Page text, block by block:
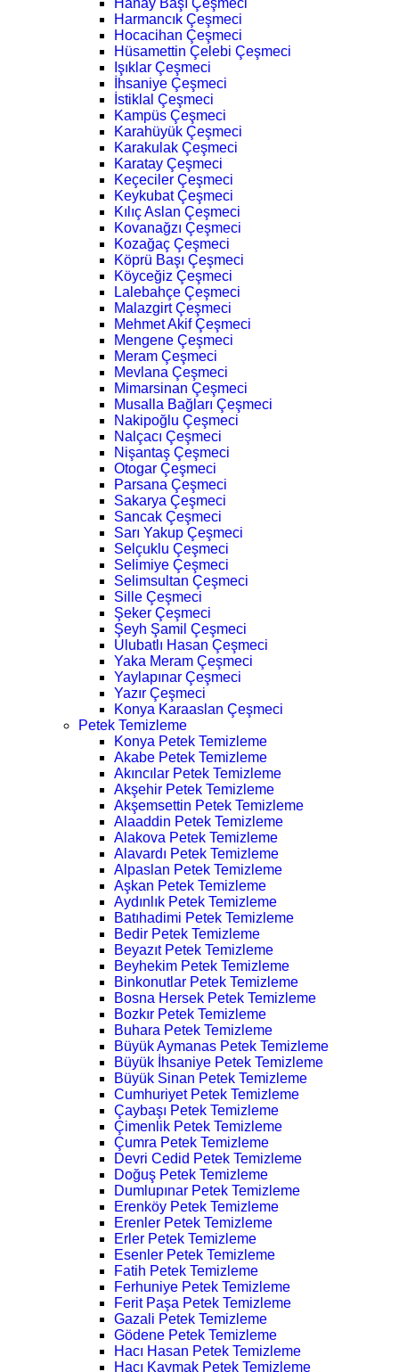
Hanay Başı Çeşmeci
Harmancık Çeşmeci
Hocacihan Çeşmeci
Hüsamettin Çelebi Çeşmeci
Işıklar Çeşmeci
İhsaniye Çeşmeci
İstiklal Çeşmeci
Kampüs Çeşmeci
Karahüyük Çeşmeci
Karakulak Çeşmeci
Karatay Çeşmeci
Keçeciler Çeşmeci
Keykubat Çeşmeci
Kılıç Aslan Çeşmeci
Kovanağzı Çeşmeci
Kozağaç Çeşmeci
Köprü Başı Çeşmeci
Köyceğiz Çeşmeci
Lalebahçe Çeşmeci
Malazgirt Çeşmeci
Mehmet Akif Çeşmeci
Mengene Çeşmeci
Meram Çeşmeci
Mevlana Çeşmeci
Mimarsinan Çeşmeci
Musalla Bağları Çeşmeci
Nakipoğlu Çeşmeci
Nalçacı Çeşmeci
Nişantaş Çeşmeci
Otogar Çeşmeci
Parsana Çeşmeci
Sakarya Çeşmeci
Sancak Çeşmeci
Sarı Yakup Çeşmeci
Selçuklu Çeşmeci
Selimiye Çeşmeci
Selimsultan Çeşmeci
Sille Çeşmeci
Şeker Çeşmeci
Şeyh Şamil Çeşmeci
Ulubatlı Hasan Çeşmeci
Yaka Meram Çeşmeci
Yaylapınar Çeşmeci
Yazır Çeşmeci
Konya Karaaslan Çeşmeci
Petek Temizleme
Konya Petek Temizleme
Akabe Petek Temizleme
Akıncılar Petek Temizleme
Akşehir Petek Temizleme
Akşemsettin Petek Temizleme
Alaaddin Petek Temizleme
Alakova Petek Temizleme
Alavardı Petek Temizleme
Alpaslan Petek Temizleme
Aşkan Petek Temizleme
Aydınlık Petek Temizleme
Batıhadimi Petek Temizleme
Bedir Petek Temizleme
Beyazıt Petek Temizleme
Beyhekim Petek Temizleme
Binkonutlar Petek Temizleme
Bosna Hersek Petek Temizleme
Bozkır Petek Temizleme
Buhara Petek Temizleme
Büyük Aymanas Petek Temizleme
Büyük İhsaniye Petek Temizleme
Büyük Sinan Petek Temizleme
Cumhuriyet Petek Temizleme
Çaybaşı Petek Temizleme
Çimenlik Petek Temizleme
Çumra Petek Temizleme
Devri Cedid Petek Temizleme
Doğuş Petek Temizleme
Dumlupınar Petek Temizleme
Erenköy Petek Temizleme
Erenler Petek Temizleme
Erler Petek Temizleme
Esenler Petek Temizleme
Fatih Petek Temizleme
Ferhuniye Petek Temizleme
Ferit Paşa Petek Temizleme
Gazali Petek Temizleme
Gödene Petek Temizleme
Hacı Hasan Petek Temizleme
Hacı Kaymak Petek Temizleme